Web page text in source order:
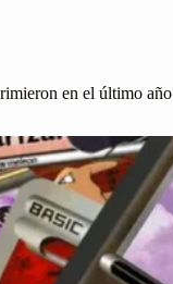
en el último año